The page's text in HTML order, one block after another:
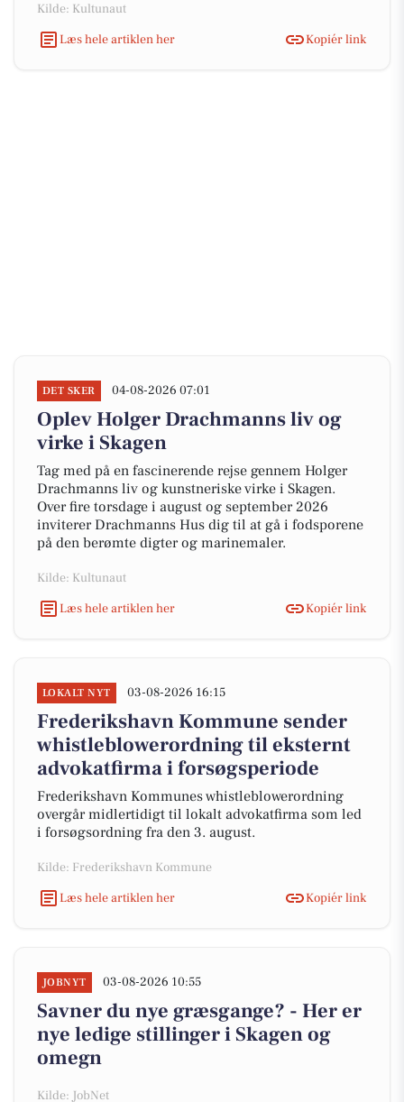
Kilde: Kultunaut
Læs hele artiklen her
Kopiér link
DET SKER 04-08-2026 07:01
Oplev Holger Drachmanns liv og
virke i Skagen
Tag med på en fascinerende rejse gennem Holger
Drachmanns liv og kunstneriske virke i Skagen.
Over fire torsdage i august og september 2026
inviterer Drachmanns Hus dig til at gå i fodsporene
på den berømte digter og marinemaler.
Kilde: Kultunaut
Læs hele artiklen her
Kopiér link
LOKALT NYT 03-08-2026 16:15
Frederikshavn Kommune sender
whistleblowerordning til eksternt
advokatfirma i forsøgsperiode
Frederikshavn Kommunes whistleblowerordning
overgår midlertidigt til lokalt advokatfirma som led
i forsøgsordning fra den 3. august.
Kilde: Frederikshavn Kommune
Læs hele artiklen her
Kopiér link
JOBNYT 03-08-2026 10:55
Savner du nye græsgange? - Her er
nye ledige stillinger i Skagen og
omegn
Kilde: JobNet